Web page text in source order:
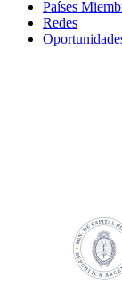
Países
Redes